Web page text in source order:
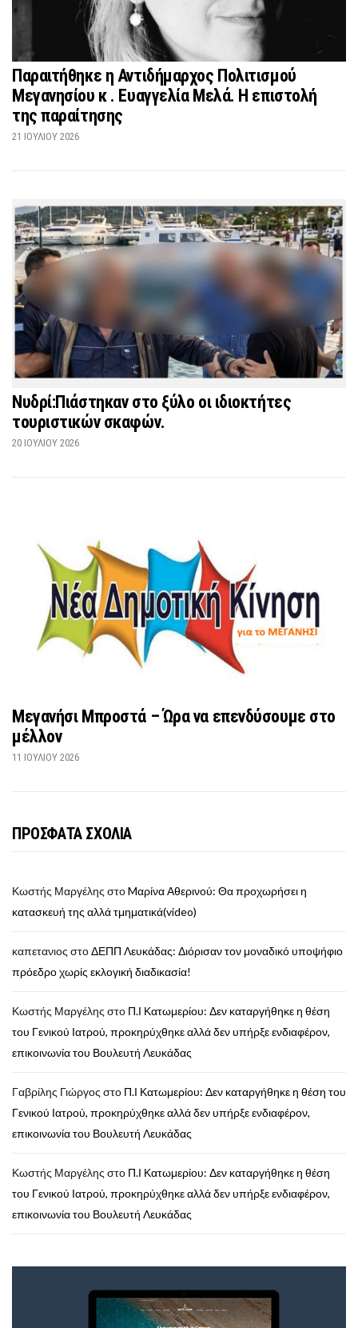
Παραιτήθηκε η Αντιδήμαρχος Πολιτισμού
Μεγανησίου κ . Ευαγγελία Μελά. Η επιστολή
της παραίτησης
21 ΙΟΥΛΊΟΥ 2026
Νυδρί:Πιάστηκαν στο ξύλο οι ιδιοκτήτες
τουριστικών σκαφών.
20 ΙΟΥΛΊΟΥ 2026
Μεγανήσι Μπροστά – Ώρα να επενδύσουμε στο
μέλλον
11 ΙΟΥΛΊΟΥ 2026
ΠΡΟΣΦΑΤΑ ΣΧΟΛΙΑ
Κωστής Μαργέλης στοMαρίνα Αθερινού: Θα προχωρήσει η
κατασκευή της αλλά τμηματικά(video)
καπετανιος στοΔΕΠΠ Λευκάδας: Διόρισαν τον μοναδικό υποψήφιο
πρόεδρο χωρίς εκλογική διαδικασία!
Κωστής Μαργέλης στο Π.Ι Κατωμερίου: Δεν καταργήθηκε η θέση
του Γενικού Ιατρού, προκηρύχθηκε αλλά δεν υπήρξε ενδιαφέρον,
επικοινωνία του Βουλευτή Λευκάδας
Γαβρίλης Γιώργος στο Π.Ι Κατωμερίου: Δεν καταργήθηκε η θέση του
Γενικού Ιατρού, προκηρύχθηκε αλλά δεν υπήρξε ενδιαφέρον,
επικοινωνία του Βουλευτή Λευκάδας
Κωστής Μαργέλης στο Π.Ι Κατωμερίου: Δεν καταργήθηκε η θέση
του Γενικού Ιατρού, προκηρύχθηκε αλλά δεν υπήρξε ενδιαφέρον,
επικοινωνία του Βουλευτή Λευκάδας